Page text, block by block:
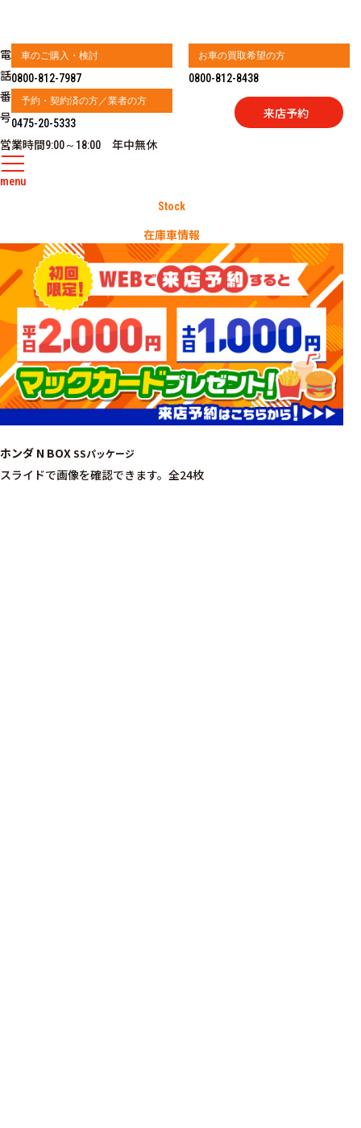
電
話
番
号
車のご購入・検討
0800-812-7987
お車の買取希望の方
0800-812-8438
予約・契約済の方／業者の方
0475-20-5333
営業時間9:00～18:00 年中無休
来店予約
menu
在庫車情報
Stock
ホンダ N BOXSSパッケージ
スライドで画像を確認できます。 全24枚